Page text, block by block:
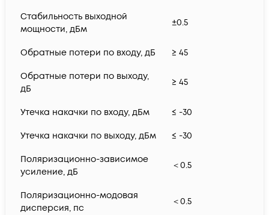
Стабильность выходной
мощности, дБм
±0.5
Обратные потери по входу, дБ ≥ 45
Обратные потери по выходу,
дБ
≥ 45
Утечка накачки по входу, дБм ≤ -30
Утечка накачки по выходу, дБм ≤ -30
Поляризационно-зависимое
усиление, дБ
＜0.5
Поляризационно-модовая
дисперсия, пс
＜0.5